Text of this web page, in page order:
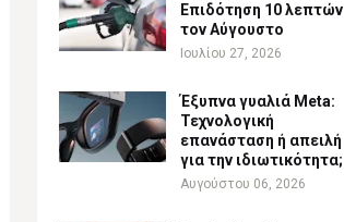
Επιδότηση 10 λεπτών
τον Αύγουστο
Ιουλίου 27, 2026
Έξυπνα γυαλιά Meta:
Τεχνολογική
επανάσταση ή απειλή
για την ιδιωτικότητα;
Αυγούστου 06, 2026